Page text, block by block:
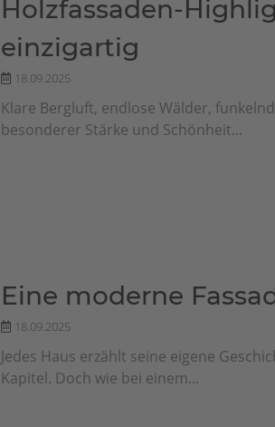
Holzfassaden-
einzigartig
18.09.2025
Klare Bergluft, endlose Wälder,
besonderer Stärke und Schönheit...
Eine moderne
18.09.2025
Jedes Haus erzählt seine eigene
Kapitel. Doch wie bei einem...